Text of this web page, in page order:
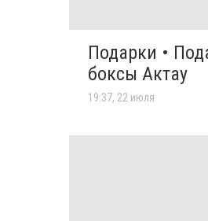
Подарки •
боксы Актау
19:37, 22 июля